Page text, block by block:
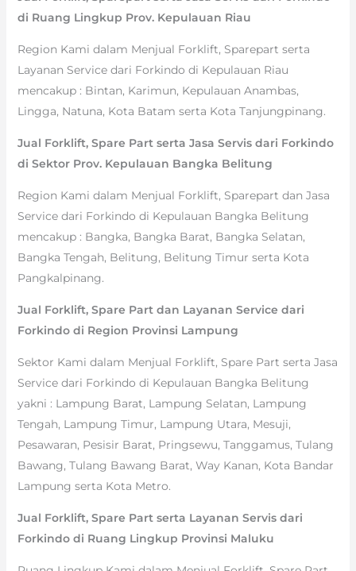
di Ruang Lingkup Prov. Kepulauan Riau
Region Kami dalam Menjual Forklift, Sparepart serta
Layanan Service dari Forkindo di Kepulauan Riau
mencakup : Bintan, Karimun, Kepulauan Anambas,
Lingga, Natuna, Kota Batam serta Kota Tanjungpinang.
Jual Forklift, Spare Part serta Jasa Servis dari Forkindo
di Sektor Prov. Kepulauan Bangka Belitung
Region Kami dalam Menjual Forklift, Sparepart dan Jasa
Service dari Forkindo di Kepulauan Bangka Belitung
mencakup : Bangka, Bangka Barat, Bangka Selatan,
Bangka Tengah, Belitung, Belitung Timur serta Kota
Pangkalpinang.
Jual Forklift, Spare Part dan Layanan Service dari
Forkindo di Region Provinsi Lampung
Sektor Kami dalam Menjual Forklift, Spare Part serta Jasa
Service dari Forkindo di Kepulauan Bangka Belitung
yakni : Lampung Barat, Lampung Selatan, Lampung
Tengah, Lampung Timur, Lampung Utara, Mesuji,
Pesawaran, Pesisir Barat, Pringsewu, Tanggamus, Tulang
Bawang, Tulang Bawang Barat, Way Kanan, Kota Bandar
Lampung serta Kota Metro.
Jual Forklift, Spare Part serta Layanan Servis dari
Forkindo di Ruang Lingkup Provinsi Maluku